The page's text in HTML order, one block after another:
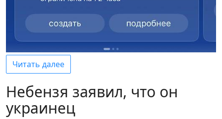
Читать далее
Небензя заявил, что он
украинец